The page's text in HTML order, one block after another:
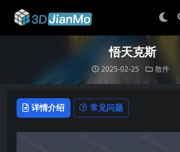
悟天克斯
2025-02-25 散件
详情介绍 常见问题